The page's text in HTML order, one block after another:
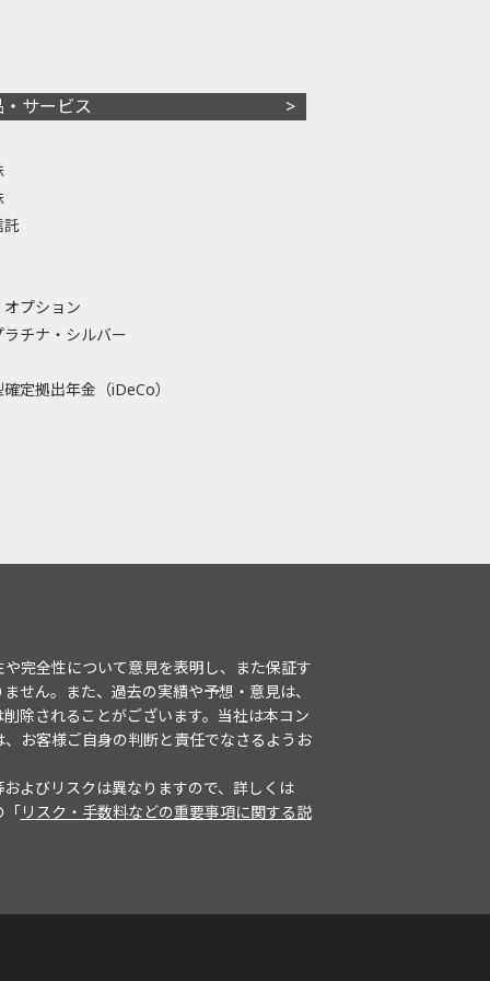
・サービス
託
プション
ラチナ・シルバー
定拠出年金（iDeCo）
完全性について意見を表明し、また保証す
せん。また、過去の実績や予想・意見は、
除されることがございます。当社は本コン
お客様ご自身の判断と責任でなさるようお
よびリスクは異なりますので、詳しくは
「リスク・手数料などの重要事項に関する説